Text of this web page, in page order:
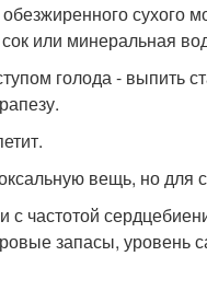
или минеральная
голода - выпить
вещь, но для
с частотой
запасы, уровень